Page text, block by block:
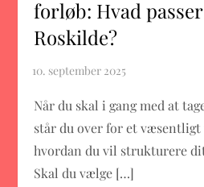
forløb: Hvad
Roskilde?
Når du skal i gang med at
står du over for et
hvordan du vil strukturere
Skal du vælge […]